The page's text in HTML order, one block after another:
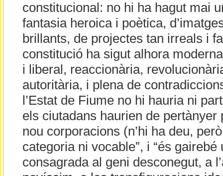
constitucional: no hi ha hagut mai
fantasia heroica i poètica,
brillants, de projectes tan irreals i
constitució ha sigut alhora
i liberal, reaccionària,
autoritària, i plena de
l’Estat de Fiume no hi hauria ni
els ciutadans haurien de pertànyer
nou corporacions (n’hi ha deu,
categoria ni vocable”, i “és
consagrada al geni desconegut, a